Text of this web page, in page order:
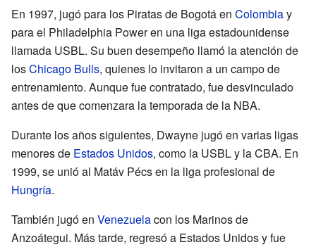
En 1997, jugó para los Piratas de Bogotá en Colombiay
para el Philadelphia Power en una liga estadounidense
llamada USBL. Su buen desempeño llamó la atención de
losChicago Bulls, quienes lo invitaron a un campo de
entrenamiento. Aunque fue contratado, fue desvinculado
antes de que comenzara la temporada de la NBA.
Durante los años siguientes, Dwayne jugó en varias ligas
menores de Estados Unidos, como la USBL y la CBA. En
1999, se unió al Matáv Pécs en la liga profesional de
Hungría.
También jugó en Venezuelacon los Marinos de
Anzoátegui. Más tarde, regresó a Estados Unidos y fue